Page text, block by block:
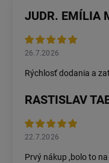
JUDR. EMÍLIA
26.7.2026
Rýchlosť dodania a
RASTISLAV
22.7.2026
Prvý nákup ,bolo to